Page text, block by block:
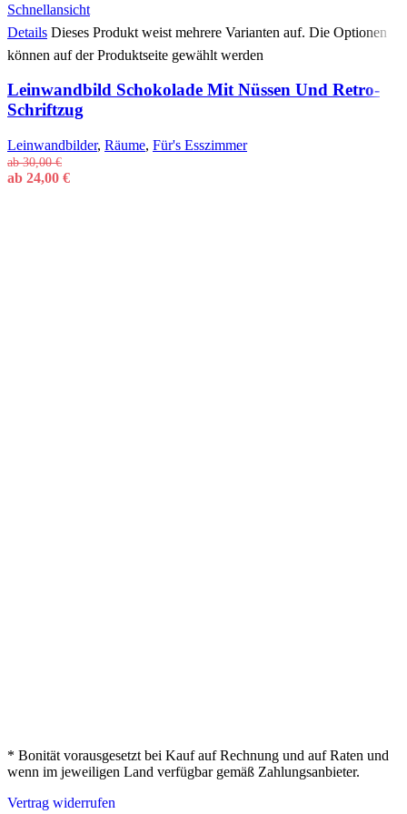
Schnellansicht
Details Dieses Produkt weist mehrere Varianten auf. Die Optionen
können auf der Produktseite gewählt werden
Leinwandbild Schokolade Mit Nüssen Und Retro-
Schriftzug
Leinwandbilder, Räume, Für's Esszimmer
ab30,00€
ab 24,00 €
* Bonität vorausgesetzt bei Kauf auf Rechnung und auf Raten und
wenn im jeweiligen Land verfügbar gemäß Zahlungsanbieter.
Vertrag widerrufen